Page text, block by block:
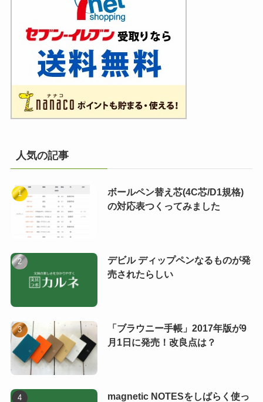
人気の記事
ボールペン替え芯(4C芯/D1規格)
の対応表つくってみました
デビル ディップペンなるものが発
売されたらしい
「ブラウニー手帳」2017年版が9
月1日に発売！改良点は？
magnetic NOTESをしばらく使っ